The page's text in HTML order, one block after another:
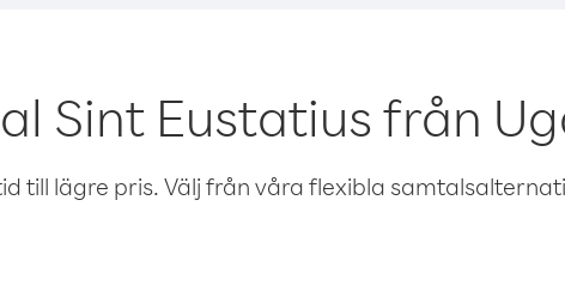
Sint Eustatius från
till lägre pris. Välj från våra flexibla